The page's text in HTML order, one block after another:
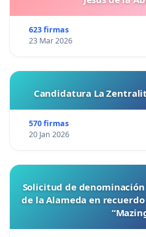
623 firmas
23 Mar 2026
Candidatura La
570 firmas
20 Jan 2026
Solicitud de
de la Alameda en